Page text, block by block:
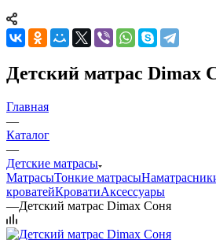
Детский матрас Dimax
Главная
—
Каталог
—
Детские матрасы
МатрасыТонкие матрасы
кроватейКроватиАксессуары
—Детский матрас Dimax Соня